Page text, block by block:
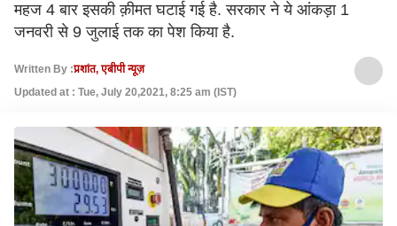
महज 4 बार इसकी क़ीमत घटाई गई है. सरकार ने ये आंकड़ा 1
जनवरी से 9 जुलाई तक का पेश किया है.
Written By :प्रशांत, एबीपी न्यूज़
Updated at : Tue, July 20,2021, 8:25 am (IST)